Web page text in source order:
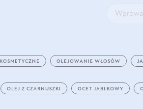
KOSMETYCZNE OLEJOWANIE WŁOSÓW
OLEJ Z CZARNUSZKI OCET JABŁKOWY